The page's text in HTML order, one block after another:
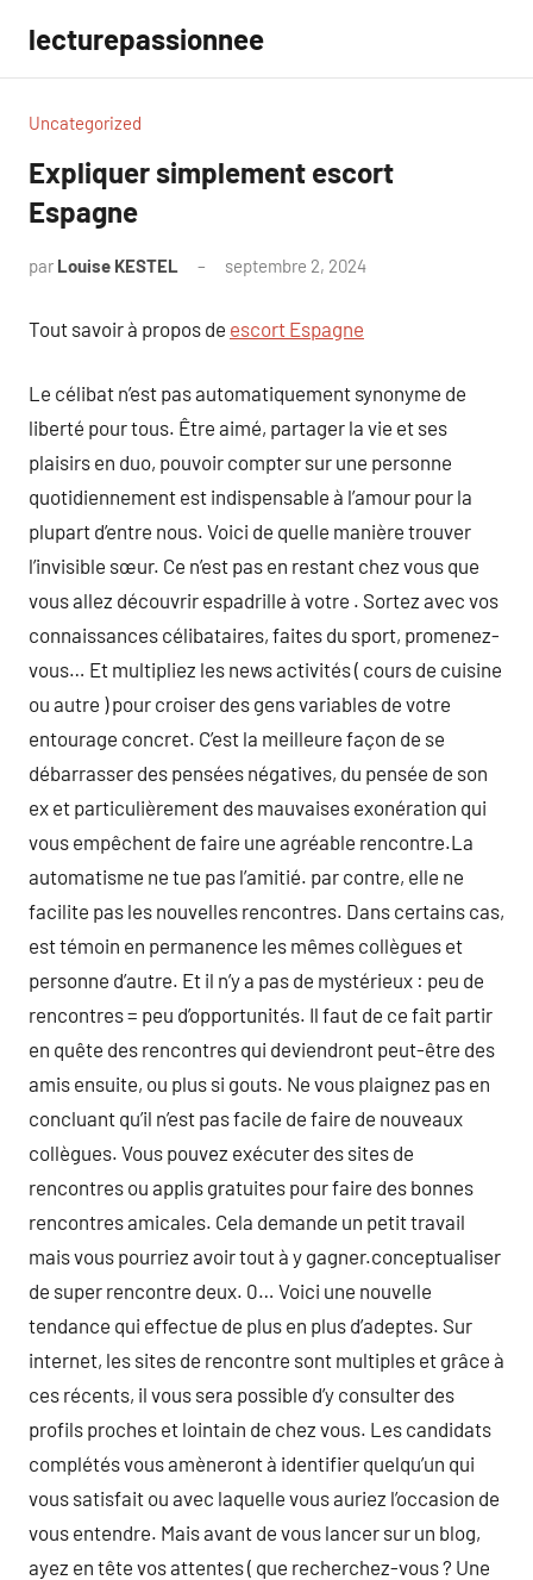
contenu
lecturepassionnee
Uncategorized
Expliquer simplement escort
Espagne
par Louise KESTEL septembre 2, 2024
Tout savoir à propos de escort Espagne
Le célibat n’est pas automatiquement synonyme de
liberté pour tous. Être aimé, partager la vie et ses
plaisirs en duo, pouvoir compter sur une personne
quotidiennement est indispensable à l’amour pour la
plupart d’entre nous. Voici de quelle manière trouver
l’invisible sœur. Ce n’est pas en restant chez vous que
vous allez découvrir espadrille à votre . Sortez avec vos
connaissances célibataires, faites du sport, promenez-
vous… Et multipliez les news activités ( cours de cuisine
ou autre ) pour croiser des gens variables de votre
entourage concret. C’est la meilleure façon de se
débarrasser des pensées négatives, du pensée de son
ex et particulièrement des mauvaises exonération qui
vous empêchent de faire une agréable rencontre.La
automatisme ne tue pas l’amitié. par contre, elle ne
facilite pas les nouvelles rencontres. Dans certains cas,
est témoin en permanence les mêmes collègues et
personne d’autre. Et il n’y a pas de mystérieux : peu de
rencontres = peu d’opportunités. Il faut de ce fait partir
en quête des rencontres qui deviendront peut-être des
amis ensuite, ou plus si gouts. Ne vous plaignez pas en
concluant qu’il n’est pas facile de faire de nouveaux
collègues. Vous pouvez exécuter des sites de
rencontres ou applis gratuites pour faire des bonnes
rencontres amicales. Cela demande un petit travail
mais vous pourriez avoir tout à y gagner.conceptualiser
de super rencontre deux. 0… Voici une nouvelle
tendance qui effectue de plus en plus d’adeptes. Sur
internet, les sites de rencontre sont multiples et grâce à
ces récents, il vous sera possible d’y consulter des
profils proches et lointain de chez vous. Les candidats
complétés vous amèneront à identifier quelqu’un qui
vous satisfait ou avec laquelle vous auriez l’occasion de
vous entendre. Mais avant de vous lancer sur un blog,
ayez en tête vos attentes ( que recherchez-vous ? Une